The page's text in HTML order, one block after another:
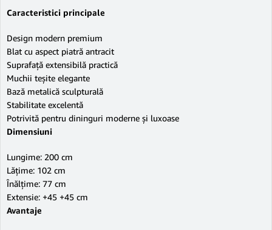
Caracteristici principale
Design modern premium
Blat cu aspect piatră antracit
Suprafață extensibilă practică
Muchii teșite elegante
Bază metalică sculpturală
Stabilitate excelentă
Potrivită pentru dininguri moderne și luxoase
Dimensiuni
Lungime: 200 cm
Lățime: 102 cm
Înălțime: 77 cm
Extensie: +45 +45 cm
Avantaje